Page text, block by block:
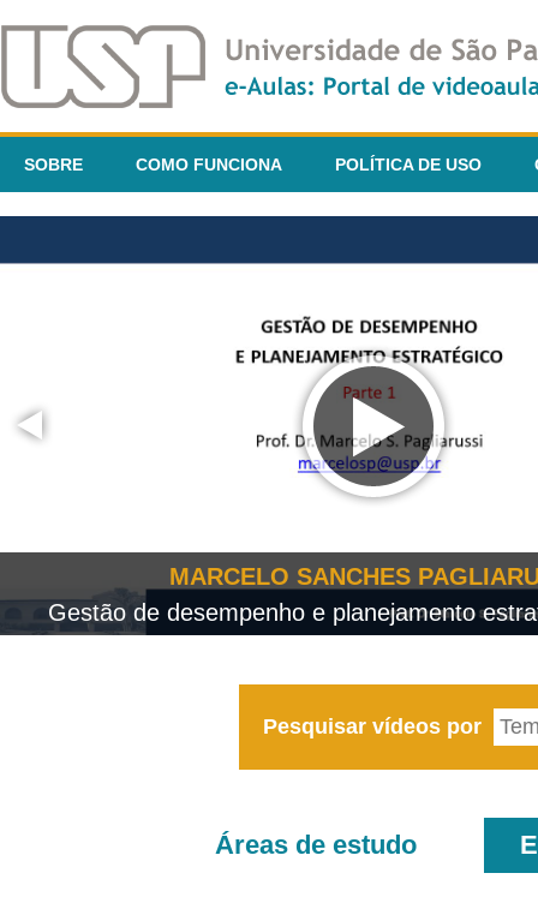
SOBRE COMO FUNCIONA POLÍTICA DE USO
MARCELO SANCHES
Gestão de desempenho e planejamento
Pesquisar vídeos por
Áreas de estudo